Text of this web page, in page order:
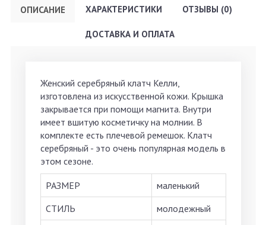
ОПИСАНИЕ ХАРАКТЕРИСТИКИ ОТЗЫВЫ (0)
ДОСТАВКА И ОПЛАТА
Женский серебряный клатч Келли,
изготовлена из искусственной кожи. Крышка
закрывается при помощи магнита. Внутри
имеет вшитую косметичку на молнии. В
комплекте есть плечевой ремешок. Клатч
серебряный - это очень популярная модель в
этом сезоне.
РАЗМЕР
маленький
СТИЛЬ
молодежный